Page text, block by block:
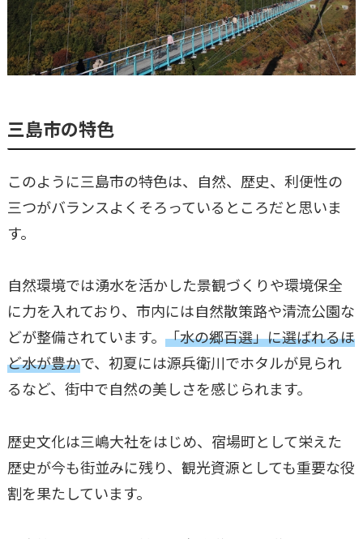
三島市の特色
このように三島市の特色は、自然、歴史、利便性の
三つがバランスよくそろっているところだと思いま
す。
自然環境では湧水を活かした景観づくりや環境保全
に力を入れており、市内には自然散策路や清流公園な
どが整備されています。 「水の郷百選」に選ばれるほ
ど水が豊かで、初夏には源兵衛川でホタルが見られ
るなど、街中で自然の美しさを感じられます。
歴史文化は三嶋大社をはじめ、宿場町として栄えた
歴史が今も街並みに残り、観光資源としても重要な役
割を果たしています。